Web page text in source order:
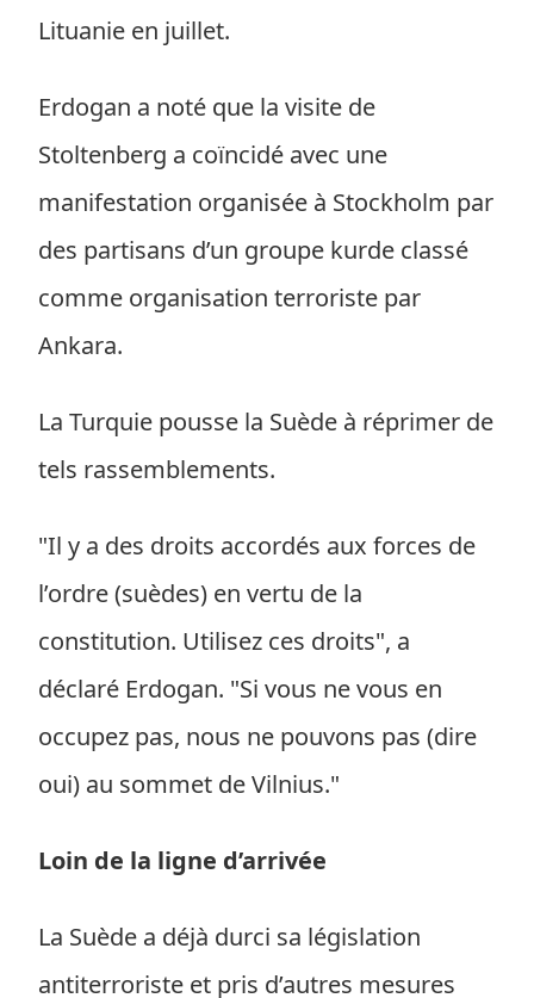
Lituanie en juillet.
Erdogan a noté que la visite de
Stoltenberg a coïncidé avec une
manifestation organisée à Stockholm par
des partisans d’un groupe kurde classé
comme organisation terroriste par
Ankara.
La Turquie pousse la Suède à réprimer de
tels rassemblements.
"Il y a des droits accordés aux forces de
l’ordre (suèdes) en vertu de la
constitution. Utilisez ces droits", a
déclaré Erdogan. "Si vous ne vous en
occupez pas, nous ne pouvons pas (dire
oui) au sommet de Vilnius."
Loin de la ligne d’arrivée
La Suède a déjà durci sa législation
antiterroriste et pris d’autres mesures